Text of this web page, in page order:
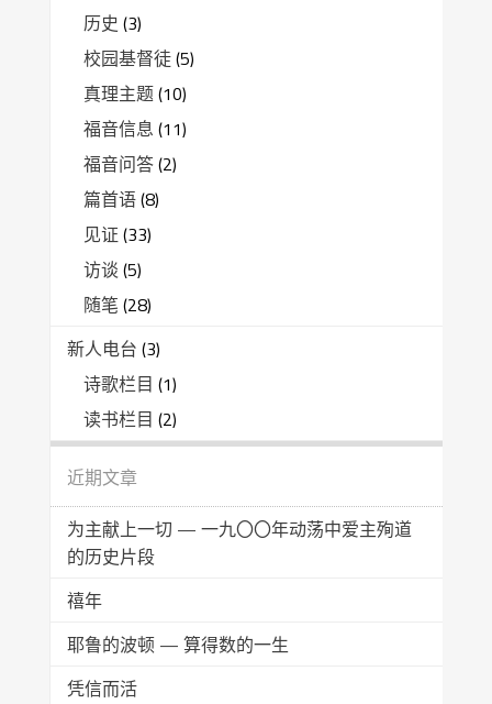
历史 (3)
校园基督徒(5)
真理主题(10)
福音信息 (11)
福音问答(2)
篇首语(8)
见证(33)
访谈(5)
随笔 (28)
新人电台 (3)
诗歌栏目 (1)
读书栏目 (2)
近期文章
为主献上一切 — 一九〇〇年动荡中爱主殉道
的历史片段
禧年
耶鲁的波顿 — 算得数的一生
凭信而活